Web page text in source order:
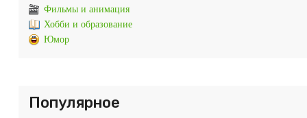
Фильмы и анимация
Хобби и образование
Юмор
Популярное